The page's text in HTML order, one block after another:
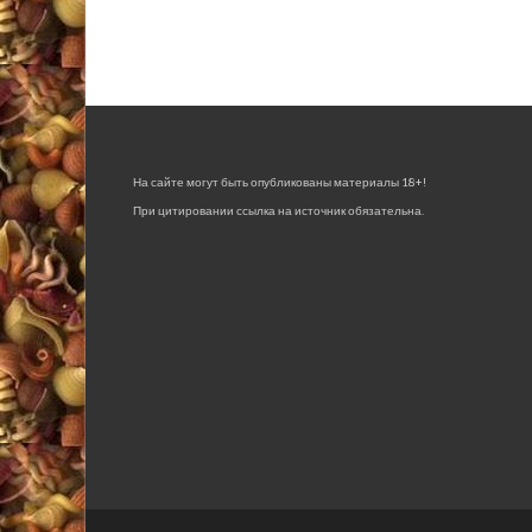
На сайте могут быть опубликованы материалы 18+!
При цитировании ссылка на источник обязательна.